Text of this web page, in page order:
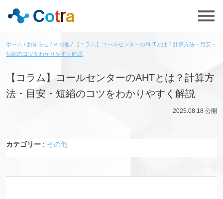
ホーム お知らせ その他
【コラム】コールセンターのAHTとは？計算方法・目安・
短縮のコツをわかりやすく解説
【コラム】コールセンターのAHTとは？計算方
法・目安・短縮のコツをわかりやすく解説
2025.08.18 公開
カテゴリー : その他